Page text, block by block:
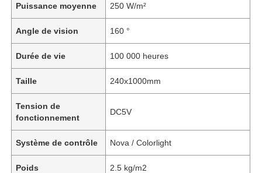
Puissance moyenne 250 W/m²
Angle de vision 160 °
Durée de vie 100 000 heures
Taille 240x1000mm
Tension de
fonctionnement
DC5V
Système de contrôle Nova / Colorlight
Poids 2.5 kg/m2